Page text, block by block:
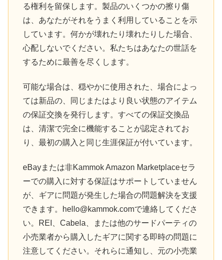
る権利を留保します。製品のいくつかの擦り傷
は、あなたがそれをうまく利用していることを示
しています。何かが壊れたり壊れたりした場合、
心配しないでください。私たちはあなたの世話を
するために最善を尽くします。
可能な場合は、穏やかに使用された、場合によっ
ては新品の、同じまたはより良い状態のアイテム
の保証交換を発行します。すべての保証交換品
は、清潔で完全に機能することが認定されてお
り、最初の購入と同じ生涯保証が付いています。
eBayまたは非Kammok Amazon Marketplaceセラ
ーでの購入に対する保証はサポートしていません
が、ギアに問題が発生した場合の問題解決を支援
できます。hello@kammok.comで連絡してくださ
い。REI、Cabela、または他のサードパーティの
小売業者から購入したギアに関する即時の問題に
注意してください。それらに通知し、元の小売業